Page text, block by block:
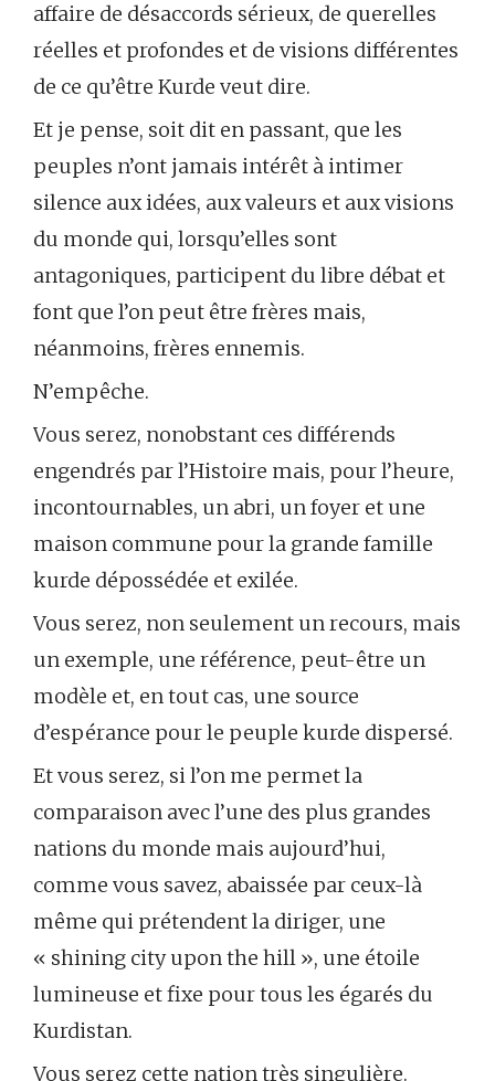
affaire de désaccords sérieux, de querelles
réelles et profondes et de visions différentes
de ce qu’être Kurde veut dire.
Et je pense, soit dit en passant, que les
peuples n’ont jamais intérêt à intimer
silence aux idées, aux valeurs et aux visions
du monde qui, lorsqu’elles sont
antagoniques, participent du libre débat et
font que l’on peut être frères mais,
néanmoins, frères ennemis.
N’empêche.
Vous serez, nonobstant ces différends
engendrés par l’Histoire mais, pour l’heure,
incontournables, un abri, un foyer et une
maison commune pour la grande famille
kurde dépossédée et exilée.
Vous serez, non seulement un recours, mais
un exemple, une référence, peut-être un
modèle et, en tout cas, une source
d’espérance pour le peuple kurde dispersé.
Et vous serez, si l’on me permet la
comparaison avec l’une des plus grandes
nations du monde mais aujourd’hui,
comme vous savez, abaissée par ceux-là
même qui prétendent la diriger, une
« shining city upon the hill », une étoile
lumineuse et fixe pour tous les égarés du
Kurdistan.
Vous serez cette nation très singulière.